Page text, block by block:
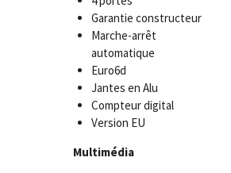
Garantie constructeur
Marche-arrêt
automatique
Euro6d
Jantes en Alu
Compteur digital
Version EU
Multimédia